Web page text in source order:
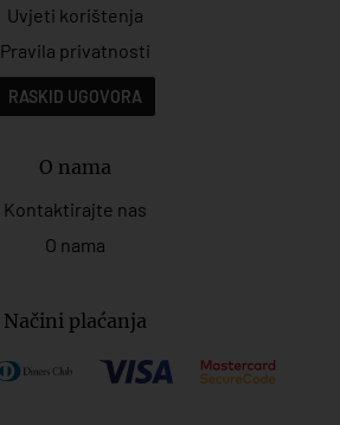
Uvjeti korištenja
Pravila privatnosti
RASKID UGOVORA
O nama
Kontaktirajte nas
O nama
Načini plaćanja